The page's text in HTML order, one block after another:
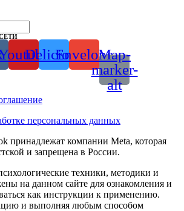
DeliciousEnvelopeMap-
marker-
alt
персональных данных
принадлежат компании Meta, которая
и запрещена в России.
техники, методики и
на данном сайте для ознакомления и
как инструкции к применению.
и выполняя любым способом